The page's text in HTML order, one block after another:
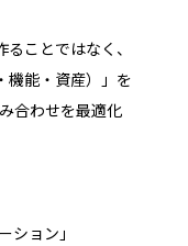
ことではなく、
機能・資産）」を
合わせを最適化
ション」